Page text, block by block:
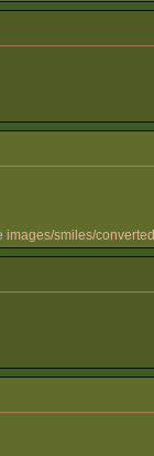
images/smiles/